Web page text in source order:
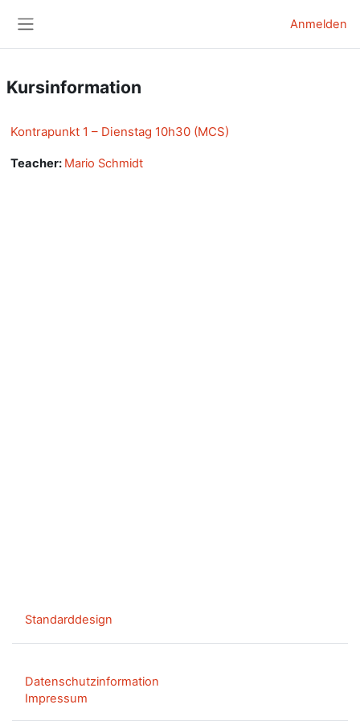
Anmelden
Kursinformation
Kontrapunkt 1 – Dienstag 10h30 (MCS)
Teacher: Mario Schmidt
Standarddesign
Datenschutzinformation
Impressum